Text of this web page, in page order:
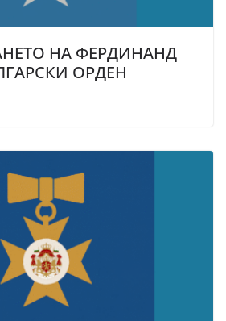
НА ФЕРДИНАНД
ОРДЕН